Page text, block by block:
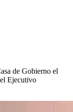
de Gobierno el
Ejecutivo